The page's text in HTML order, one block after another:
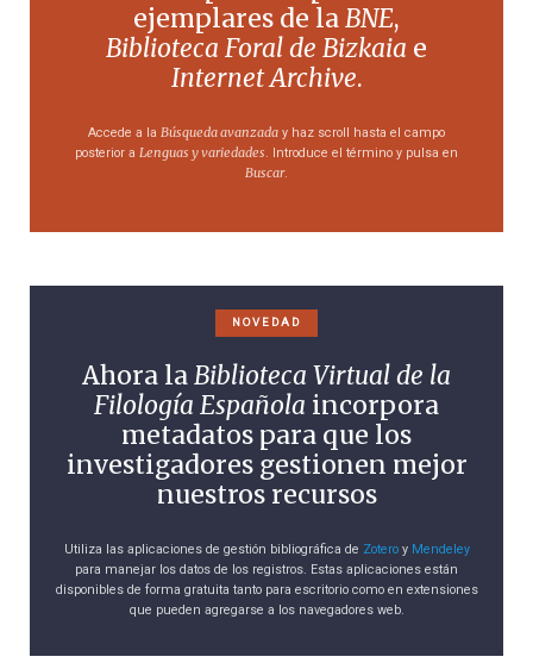
ejemplares de laBNE,
Biblioteca Foral de Bizkaia e
Internet Archive.
Accede a la Búsqueda avanzada y haz scroll hasta el campo
posterior a Lenguas y variedades. Introduce el término y pulsa en
Buscar.
NOVEDAD
Ahora laBiblioteca Virtual de la
Filología Española incorpora
metadatos para que los
investigadores gestionen mejor
nuestros recursos
Utiliza las aplicaciones de gestión bibliográfica de Zoteroy Mendeley
para manejar los datos de los registros. Estas aplicaciones están
disponibles de forma gratuita tanto para escritorio como en extensiones
que pueden agregarse a los navegadores web.